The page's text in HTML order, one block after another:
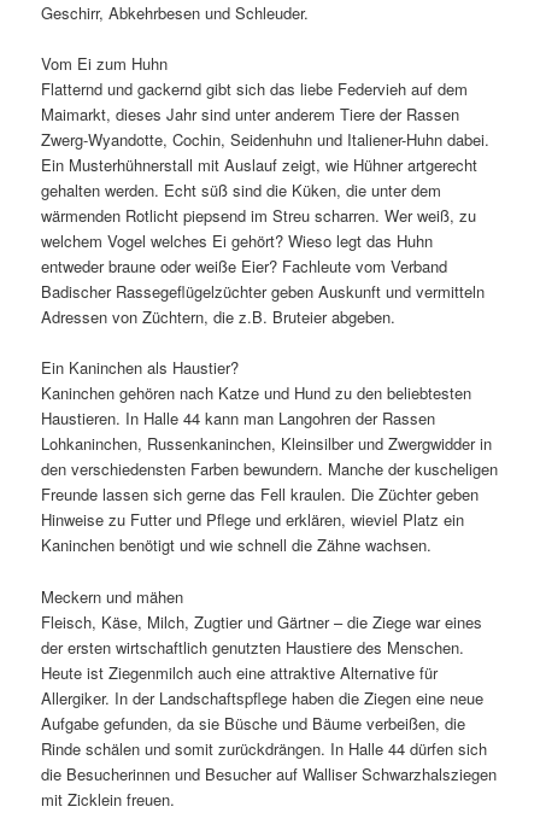
Geschirr, Abkehrbesen und Schleuder.
Vom Ei zum Huhn
Flatternd und gackernd gibt sich das liebe Federvieh auf dem
Maimarkt, dieses Jahr sind unter anderem Tiere der Rassen
Zwerg-Wyandotte, Cochin, Seidenhuhn und Italiener-Huhn dabei.
Ein Musterhühnerstall mit Auslauf zeigt, wie Hühner artgerecht
gehalten werden. Echt süß sind die Küken, die unter dem
wärmenden Rotlicht piepsend im Streu scharren. Wer weiß, zu
welchem Vogel welches Ei gehört? Wieso legt das Huhn
entweder braune oder weiße Eier? Fachleute vom Verband
Badischer Rassegeflügelzüchter geben Auskunft und vermitteln
Adressen von Züchtern, die z.B. Bruteier abgeben.
Ein Kaninchen als Haustier?
Kaninchen gehören nach Katze und Hund zu den beliebtesten
Haustieren. In Halle 44 kann man Langohren der Rassen
Lohkaninchen, Russenkaninchen, Kleinsilber und Zwergwidder in
den verschiedensten Farben bewundern. Manche der kuscheligen
Freunde lassen sich gerne das Fell kraulen. Die Züchter geben
Hinweise zu Futter und Pflege und erklären, wieviel Platz ein
Kaninchen benötigt und wie schnell die Zähne wachsen.
Meckern und mähen
Fleisch, Käse, Milch, Zugtier und Gärtner – die Ziege war eines
der ersten wirtschaftlich genutzten Haustiere des Menschen.
Heute ist Ziegenmilch auch eine attraktive Alternative für
Allergiker. In der Landschaftspflege haben die Ziegen eine neue
Aufgabe gefunden, da sie Büsche und Bäume verbeißen, die
Rinde schälen und somit zurückdrängen. In Halle 44 dürfen sich
die Besucherinnen und Besucher auf Walliser Schwarzhalsziegen
mit Zicklein freuen.